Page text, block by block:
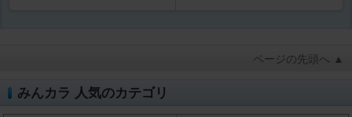
ページの先頭へ ▲
みんカラ 人気のカテゴリ